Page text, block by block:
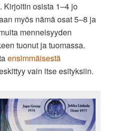
Kirjoitin osista 1–4 jo
myös nämä osat 5–8 ja
menneisyyden
tuonut ja tuomassa.
ensimmäisestä
vain itse esityksiin.